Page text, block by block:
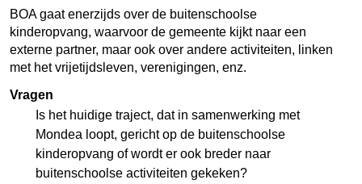
BOA gaat enerzijds over de buitenschoolse
kinderopvang, waarvoor de gemeente kijkt naar een
externe partner, maar ook over andere activiteiten, linken
met het vrijetijdsleven, verenigingen, enz.
Vragen
Is het huidige traject, dat in samenwerking met
Mondea loopt, gericht op de buitenschoolse
kinderopvang of wordt er ook breder naar
buitenschoolse activiteiten gekeken?